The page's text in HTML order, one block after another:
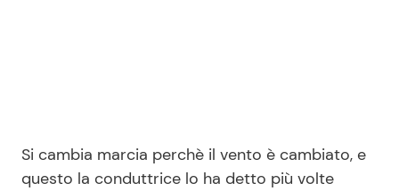
Pubblicità
Si cambia marcia perchè il vento è cambiato, e
questo la conduttrice lo ha detto più volte